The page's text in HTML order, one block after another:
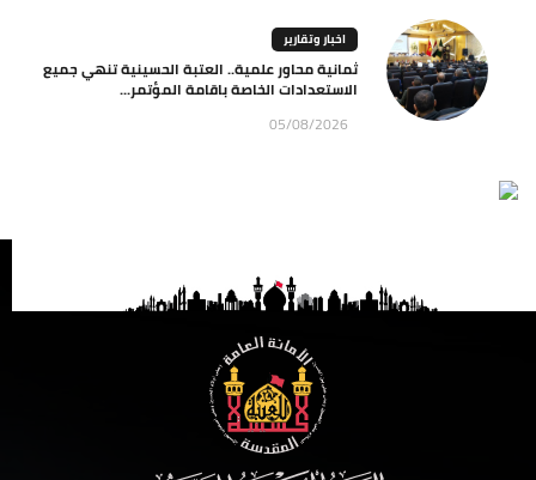
اخبار وتقارير
ثمانية محاور علمية.. العتبة الحسينية تنهي جميع
الاستعدادات الخاصة باقامة المؤتمر...
05/08/2026